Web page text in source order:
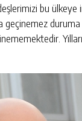
bu
geçinemez